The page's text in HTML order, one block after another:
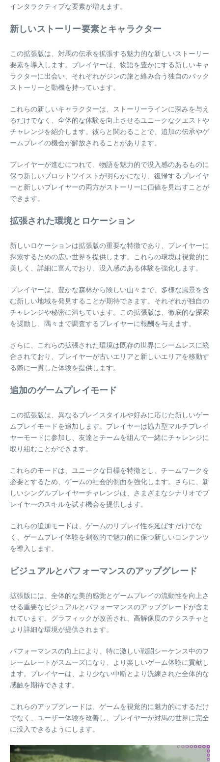
インタラクティブな要素が増えます。
新しいストーリー要素とキャラクター
この拡張版は、対馬の伝承を拡張する魅力的な新しいストーリー
要素を導入します。プレイヤーは、物語を豊かにする新しいキャ
ラクターに出会い、それぞれがジンの旅と絡み合う独自のバック
ストーリーと動機を持っています。
これらの新しいキャラクターは、ストーリーラインに深みを与え
るだけでなく、全体的な体験を向上させるユニークなクエストや
チャレンジを紹介します。彼らと関わることで、追加の伝承やゲ
ームプレイの機会が解放されることがあります。
プレイヤーが進むにつれて、物語を魅力的で没入感のあるものに
保つ新しいプロットツイストが明らかになり、復帰するプレイヤ
ーと新しいプレイヤーの両方がストーリーに価値を見出すことが
できます。
拡張された環境とロケーション
新しいロケーションは拡張版の重要な特徴であり、プレイヤーに
探索するための広い世界を提供します。これらの環境は視覚的に
美しく、詳細に富んでおり、没入感のある体験を強化します。
プレイヤーは、豊かな森林から険しい山々まで、多様な風景を含
む新しい地域を発見することが期待できます。それぞれが独自の
チャレンジや秘密に満ちています。この拡張版は、徹底的な探索
を奨励し、隅々まで調査するプレイヤーに報酬を与えます。
さらに、これらの拡張された環境は既存の世界にシームレスに統
合されており、プレイヤーが古いエリアと新しいエリアを移動す
る際に一貫した体験を提供します。
追加のゲームプレイモード
この拡張版は、異なるプレイスタイルや好みに応じた新しいゲー
ムプレイモードを追加します。プレイヤーは協力型マルチプレイ
ヤーモードに参加し、友達とチームを組んで一緒にチャレンジに
取り組むことができます。
これらのモードは、ユニークな目標を特徴とし、チームワークを
必要とするため、ゲームの社会的側面を強化します。さらに、新
しいシングルプレイヤーチャレンジは、さまざまなシナリオでプ
レイヤーのスキルを試す機会を提供します。
これらの追加モードは、ゲームのリプレイ性を延ばすだけでな
く、ゲームプレイ体験を刺激的で魅力的に保つ新しいコンテンツ
を導入します。
ビジュアルとパフォーマンスのアップグレード
拡張版には、全体的な美的感覚とゲームプレイの流動性を向上さ
せる重要なビジュアルとパフォーマンスのアップグレードが含ま
れています。グラフィックが改善され、高解像度のテクスチャと
より詳細な環境が提供されます。
パフォーマンスの向上により、特に激しい戦闘シーケンス中のフ
レームレートがスムーズになり、より楽しいゲーム体験に貢献し
ます。プレイヤーは、より少ない中断とより洗練された全体的な
感触を期待できます。
これらのアップグレードは、ゲームを視覚的に魅力的にするだけ
でなく、ユーザー体験を改善し、プレイヤーが対馬の世界に完全
に没入できるようにします。